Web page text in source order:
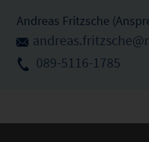
Andreas Fritzsche
089-5116-1785